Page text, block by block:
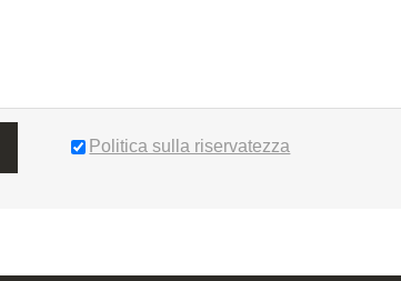
Politica sulla riservatezza